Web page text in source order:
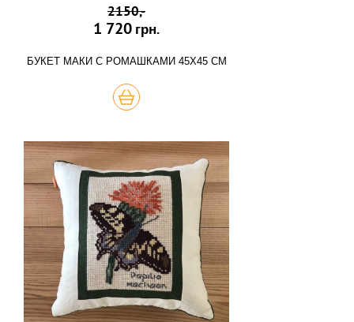
2150,-
1 720 грн.
БУКЕТ МАКИ С РОМАШКАМИ 45Х45 СМ
КУПИТЬ